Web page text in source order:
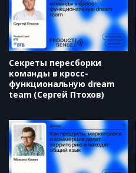
Секреты пересборки
команды в кросс-
функциональную dream
team (Сергей Птохов)